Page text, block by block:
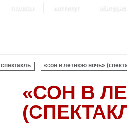
главная институт
спектакль «сон в летнюю ночь»
«СОН В